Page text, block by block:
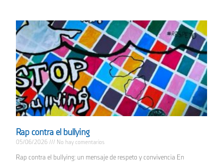
Rap contra el bullying
05/06/2026 No hay comentarios
Rap contra el bullying: un mensaje de respeto y convivencia En